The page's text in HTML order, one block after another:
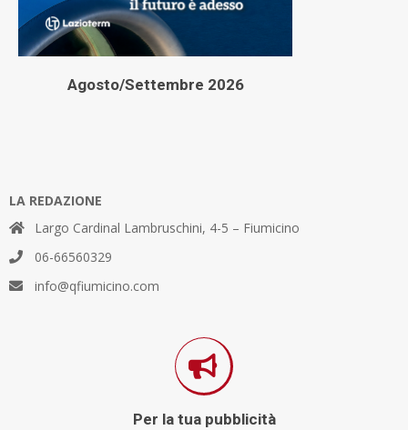
Agosto/Settembre 2026
LA REDAZIONE
Largo Cardinal Lambruschini, 4-5 – Fiumicino
06-66560329
info@qfiumicino.com
Per la tua pubblicità